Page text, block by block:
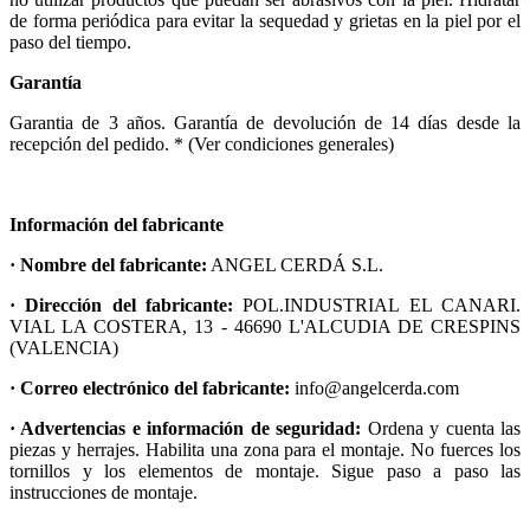
de forma periódica para evitar la sequedad y grietas en la piel por el
paso del tiempo.
Garantía
Garantia de 3 años. Garantía de devolución de 14 días desde la
recepción del pedido. * (Ver condiciones generales)
Información del fabricante
· Nombre del fabricante: ANGEL CERDÁ S.L.
· Dirección del fabricante: POL.INDUSTRIAL EL CANARI.
VIAL LA COSTERA, 13 - 46690 L'ALCUDIA DE CRESPINS
(VALENCIA)
· Correo electrónico del fabricante: info@angelcerda.com
· Advertencias e información de seguridad: Ordena y cuenta las
piezas y herrajes. Habilita una zona para el montaje. No fuerces los
tornillos y los elementos de montaje. Sigue paso a paso las
instrucciones de montaje.